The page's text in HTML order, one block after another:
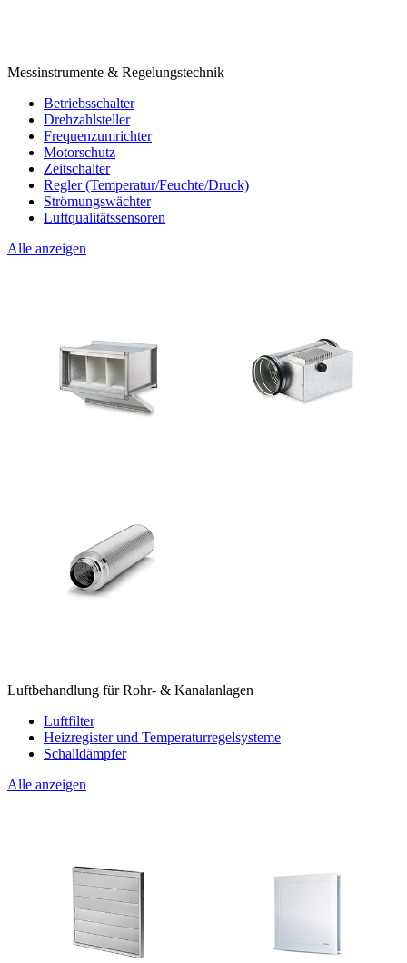
Messinstrumente & Regelungstechnik
Betriebsschalter
Drehzahlsteller
Frequenzumrichter
Motorschutz
Zeitschalter
Regler (Temperatur/Feuchte/Druck)
Strömungswächter
Luftqualitätssensoren
Alle anzeigen
Luftbehandlung für Rohr- & Kanalanlagen
Luftfilter
Heizregister und Temperaturregelsysteme
Schalldämpfer
Alle anzeigen